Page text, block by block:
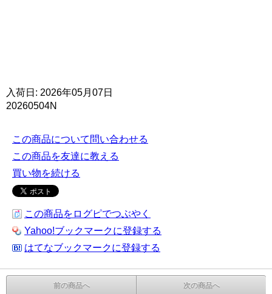
入荷日: 2026年05月07日
20260504N
この商品について問い合わせる
この商品を友達に教える
買い物を続ける
この商品をログピでつぶやく
Yahoo!ブックマークに登録する
はてなブックマークに登録する
前の商品へ 次の商品へ